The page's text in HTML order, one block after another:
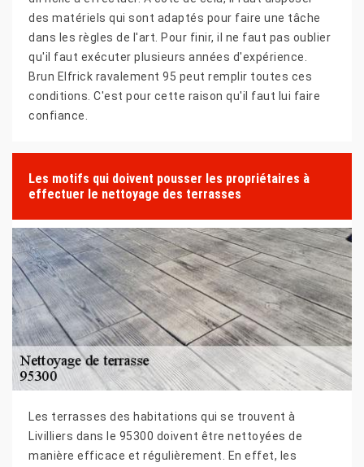
des matériels qui sont adaptés pour faire une tâche
dans les règles de l'art. Pour finir, il ne faut pas oublier
qu'il faut exécuter plusieurs années d'expérience.
Brun Elfrick ravalement 95 peut remplir toutes ces
conditions. C'est pour cette raison qu'il faut lui faire
confiance.
Les motifs qui doivent pousser les propriétaires à
effectuer le nettoyage des terrasses
Les terrasses des habitations qui se trouvent à
Livilliers dans le 95300 doivent être nettoyées de
manière efficace et régulièrement. En effet, les